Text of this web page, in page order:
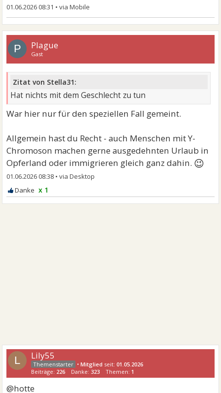
01.06.2026 08:31 •
P Plague
Gast
Zitat von Stella31:
Hat nichts mit dem Geschlecht zu tun
War hier nur für den speziellen Fall gemeint.
Allgemein hast du Recht - auch Menschen mit Y-
Chromoson machen gerne ausgedehnten Urlaub in
Opferland oder immigrieren gleich ganz dahin. 😉
01.06.2026 08:38 •
x 1
L Lily55
•Mitglied seit:01.05.2026
Beiträge: 226 Danke: 323 Themen: 1
@hotte